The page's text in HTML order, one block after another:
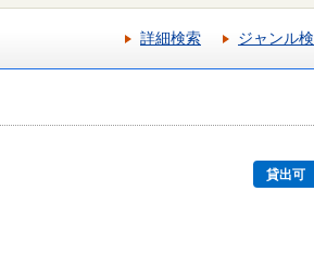
詳細検索 ジャンル
貸出可